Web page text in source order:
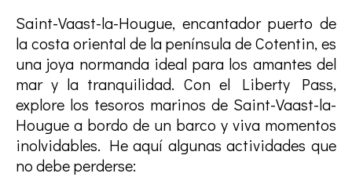
Saint-Vaast-la-Hougue, encantador puerto de
la costa oriental de la península de Cotentin, es
una joya normanda ideal para los amantes del
mar y la tranquilidad. Con el Liberty Pass,
explore los tesoros marinos de Saint-Vaast-la-
Hougue a bordo de un barco y viva momentos
inolvidables. He aquí algunas actividades que
no debe perderse: